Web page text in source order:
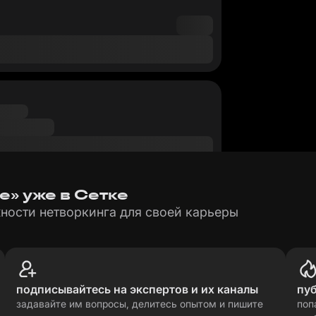
уже в Сетке
нетворкинга для своей карьеры
подписывайтесь на экспертов и их каналы
задавайте им вопросы, делитесь опытом и пишите